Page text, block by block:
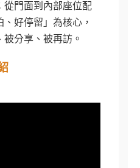
從門面到內部座位配
好停留」為核心，
分享、被再訪。